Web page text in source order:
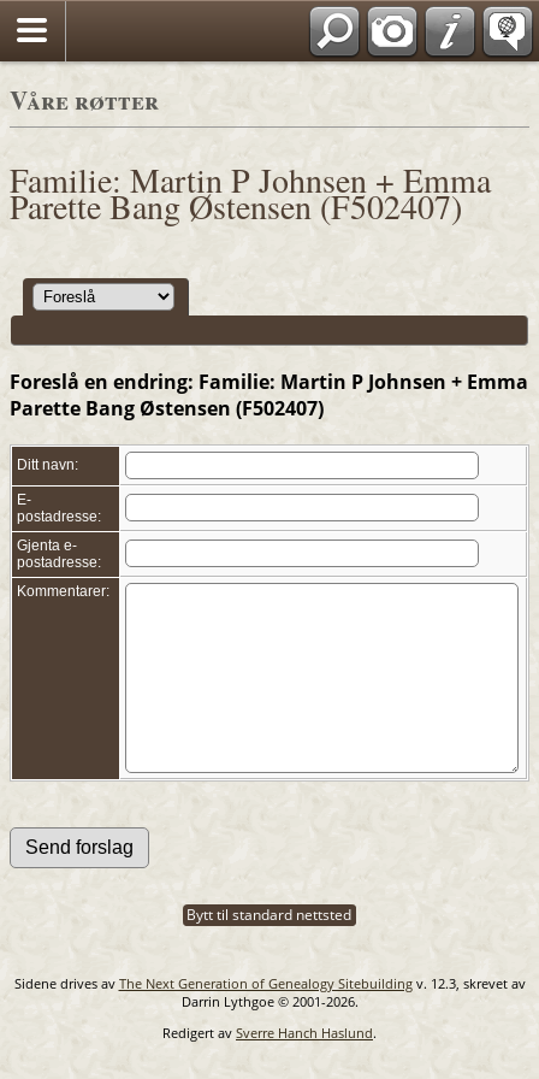
Våre røtter
Familie: Martin P Johnsen + Emma
Parette Bang Østensen (F502407)
Foreslå en endring: Familie: Martin P Johnsen + Emma
Parette Bang Østensen (F502407)
Ditt navn:
E-
postadresse:
Gjenta e-
postadresse:
Kommentarer:
Bytt til standard nettsted
Sidene drives av The Next Generation of Genealogy Sitebuildingv. 12.3, skrevet av
Darrin Lythgoe © 2001-2026.
Redigert av Sverre Hanch Haslund.